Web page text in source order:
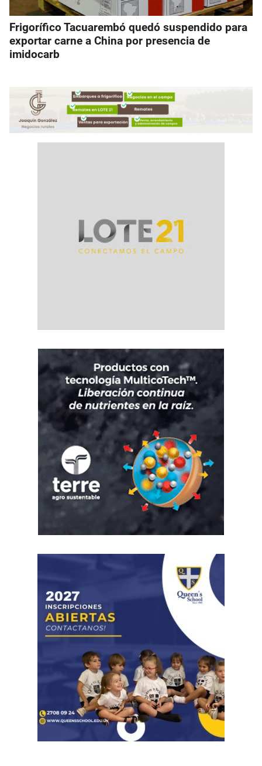
Frigorífico Tacuarembó quedó suspendido para
exportar carne a China por presencia de
imidocarb